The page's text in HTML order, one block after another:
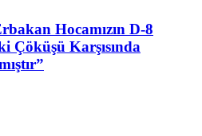
Hocamızın D-8
Çöküşü Karşısında